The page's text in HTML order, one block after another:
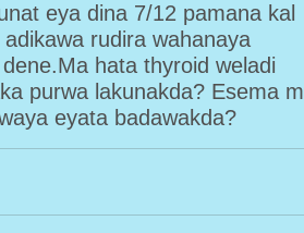
eya dina 7/12 pamana kal
rudira wahanaya
hata thyroid weladi
purwa lakunakda? Esema
eyata badawakda?